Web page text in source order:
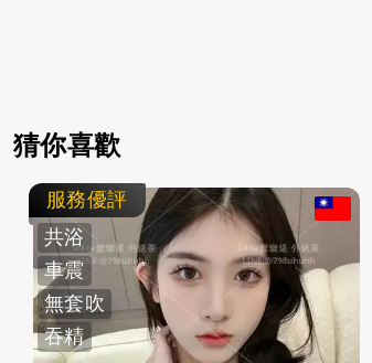
猜你喜歡
服務優評
共浴
車震
無套吹
吞精